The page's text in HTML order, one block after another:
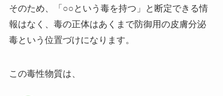
そのため、「○○という毒を持つ」と断定できる情
報はなく、毒の正体はあくまで防御用の皮膚分泌
毒という位置づけになります。
この毒性物質は、